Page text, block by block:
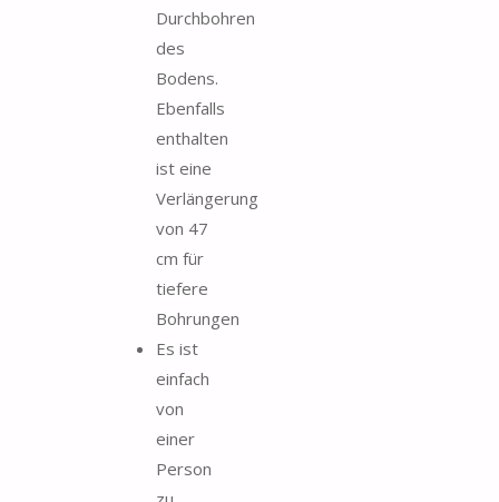
Durchbohren
des
Bodens.
Ebenfalls
enthalten
ist eine
Verlängerung
von 47
cm für
tiefere
Bohrungen
Es ist
einfach
von
einer
Person